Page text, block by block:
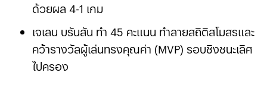
ด้วยผล 4-1 เกม
เจเลน บรันสัน ทำ 45 คะแนน ทำลายสถิติสโมสรและ
คว้ารางวัลผู้เล่นทรงคุณค่า (MVP) รอบชิงชนะเลิศ
ไปครอง